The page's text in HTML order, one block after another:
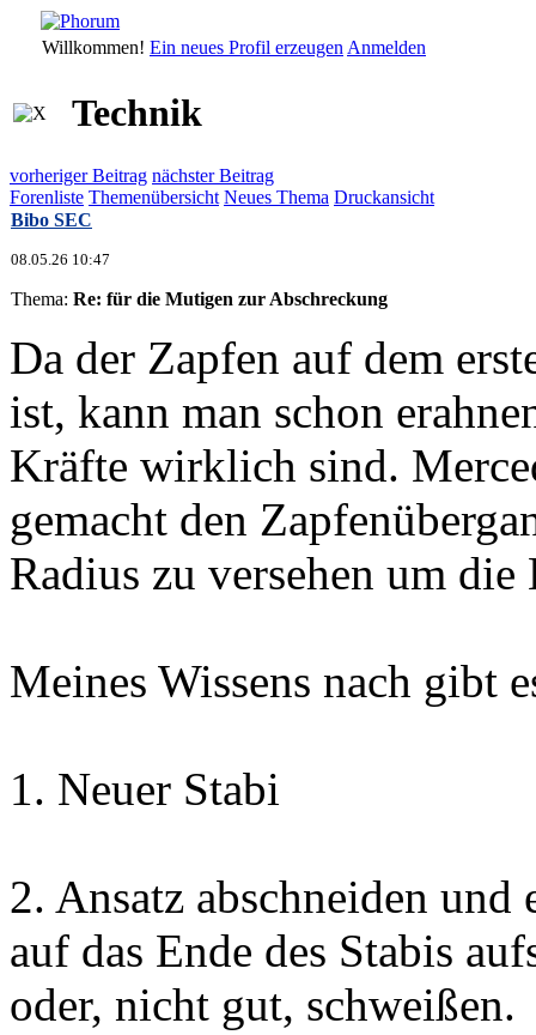
Willkommen! Ein neues Profil erzeugen Anmelden
Technik
vorheriger Beitrag nächster Beitrag
Forenliste Themenübersicht Neues Thema Druckansicht
Bibo SEC
08.05.26 10:47
Thema: Re: für die Mutigen zur Abschreckung
Da der Zapfen auf dem
ist, kann man schon
Kräfte wirklich sind.
gemacht den
Radius zu versehen um
Meines Wissens nach gibt
1. Neuer Stabi
2. Ansatz abschneiden
auf das Ende des Stabis
oder, nicht gut, schweißen.